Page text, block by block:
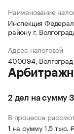
Наименование
Инспекция
району г.
Адрес налоговой
400094, Волгоград
2 дел на сумму
В процессе
1 на сумму 1,5 тыс.